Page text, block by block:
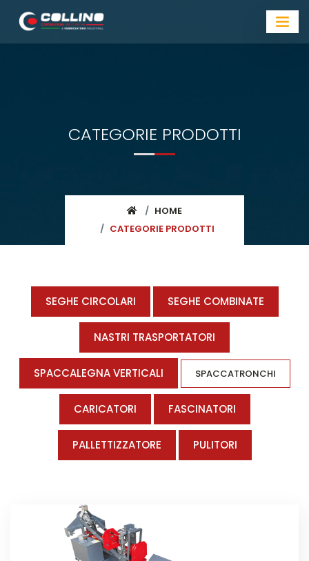
CATEGORIE PRODOTTI
HOME
CATEGORIE PRODOTTI
SEGHE CIRCOLARI SEGHE COMBINATE
NASTRI TRASPORTATORI
SPACCALEGNA VERTICALI SPACCATRONCHI
CARICATORI FASCINATORI
PALLETTIZZATORE PULITORI